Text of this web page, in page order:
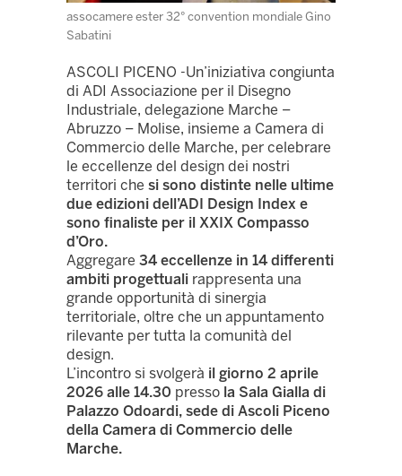
assocamere ester 32° convention mondiale Gino
Sabatini
ASCOLI PICENO -Un’iniziativa congiunta
di ADI Associazione per il Disegno
Industriale, delegazione Marche –
Abruzzo – Molise, insieme a Camera di
Commercio delle Marche, per celebrare
le eccellenze del design dei nostri
territori che si sono distinte nelle ultime
due edizioni dell’ADI Design Index e
sono finaliste per il XXIX Compasso
d’Oro.
Aggregare 34 eccellenze in 14 differenti
ambiti progettuali rappresenta una
grande opportunità di sinergia
territoriale, oltre che un appuntamento
rilevante per tutta la comunità del
design.
L’incontro si svolgerà il giorno 2 aprile
2026 alle 14.30 presso la Sala Gialla di
Palazzo Odoardi, sede di Ascoli Piceno
della Camera di Commercio delle
Marche.